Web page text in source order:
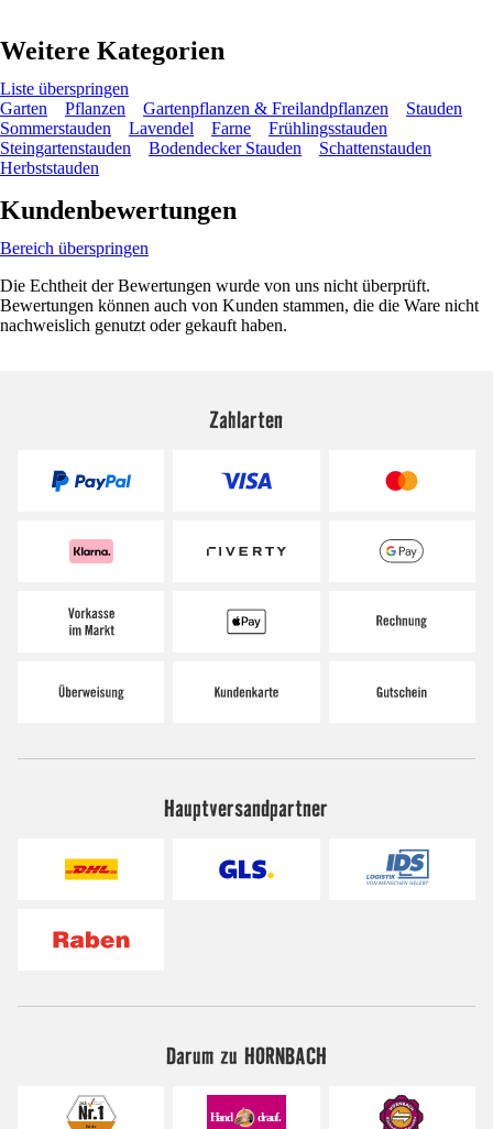
Weitere Kategorien
Liste überspringen
Garten
Pflanzen Gartenpflanzen & Freilandpflanzen
Stauden
Sommerstauden
Lavendel Farne
Frühlingsstauden
Steingartenstauden
Bodendecker Stauden
Schattenstauden
Herbststauden
Kundenbewertungen
Bereich überspringen
Die Echtheit der Bewertungen wurde von uns nicht überprüft.
Bewertungen können auch von Kunden stammen, die die Ware nicht
nachweislich genutzt oder gekauft haben.
Zahlarten
Hauptversandpartner
Darum zu HORNBACH